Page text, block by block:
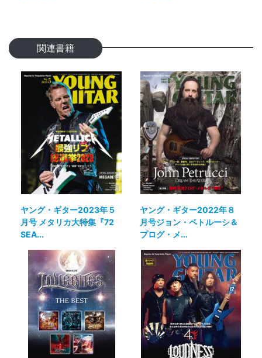
関連書籍
ヤング・ギター2023年５
月号 メタリカ大特集『72
SEA...
ヤング・ギター2022年８
月号ジョン・ペトルーシ＆
プログ・メ...